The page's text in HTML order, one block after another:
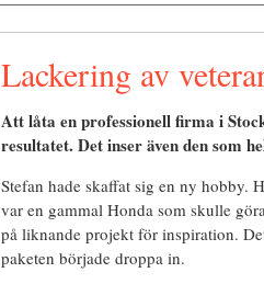
Lackering av
Att låta en professionell firma i
resultatet. Det inser även den som
Stefan hade skaffat sig en ny hobby.
var en gammal Honda som skulle
på liknande projekt för inspiration.
paketen började droppa in.